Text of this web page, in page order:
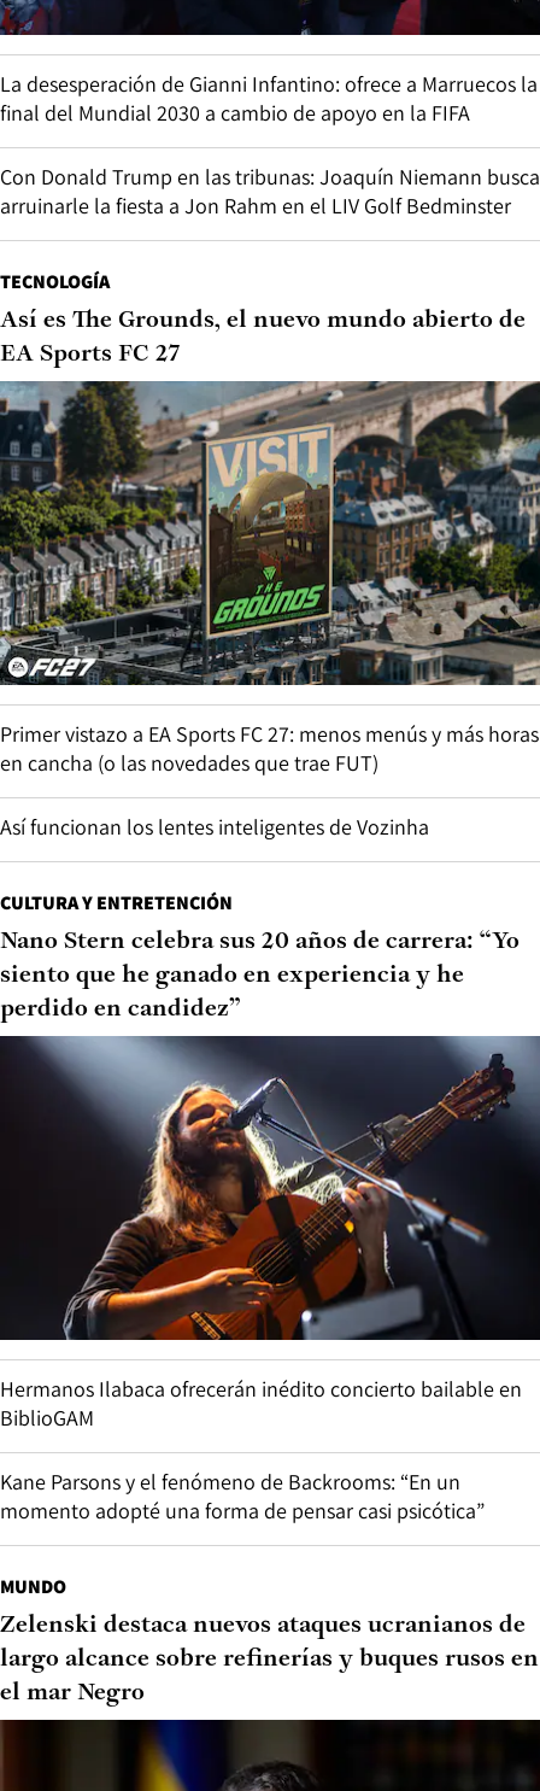
La desesperación de Gianni Infantino: ofrece a Marruecos la
final del Mundial 2030 a cambio de apoyo en la FIFA
Con Donald Trump en las tribunas: Joaquín Niemann busca
arruinarle la fiesta a Jon Rahm en el LIV Golf Bedminster
TECNOLOGÍA
Así es The Grounds, el nuevo mundo abierto de
EA Sports FC 27
Primer vistazo a EA Sports FC 27: menos menús y más horas
en cancha (o las novedades que trae FUT)
Así funcionan los lentes inteligentes de Vozinha
CULTURA Y ENTRETENCIÓN
Nano Stern celebra sus 20 años de carrera: “Yo
siento que he ganado en experiencia y he
perdido en candidez”
Hermanos Ilabaca ofrecerán inédito concierto bailable en
BiblioGAM
Kane Parsons y el fenómeno de Backrooms: “En un
momento adopté una forma de pensar casi psicótica”
MUNDO
Zelenski destaca nuevos ataques ucranianos de
largo alcance sobre refinerías y buques rusos en
el mar Negro